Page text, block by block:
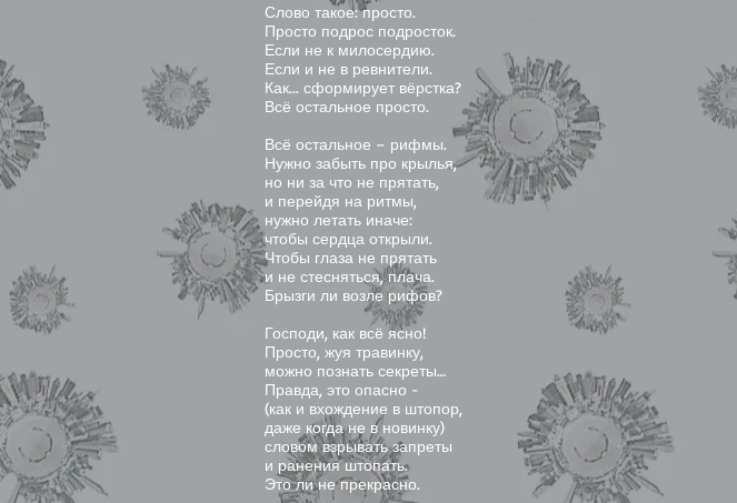
Слово такое: просто.
Просто подрос подросток.
Если не к милосердию.
Если и не в ревнители.
Как... сформирует вёрстка?
Всё остальное просто.
Всё остальное – рифмы.
Нужно забыть про крылья,
но ни за что не прятать,
и перейдя на ритмы,
нужно летать иначе:
чтобы сердца открыли.
Чтобы глаза не прятать
и не стесняться, плача.
Брызги ли возле рифов?
Господи, как всё ясно!
Просто, жуя травинку,
можно познать секреты…
Правда, это опасно -
(как и вхождение в штопор,
даже когда не в новинку)
словом взрывать запреты
и ранения штопать.
Это ли не прекрасно.